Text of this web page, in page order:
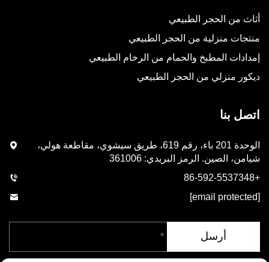
أثاث من الحجر الطبيعي
منتجات منزلية من الحجر الطبيعي
إمدادات المطبخ والحمام من الرخام الطبيعي
ديكور منزلي من الحجر الطبيعي
اتصل بنا
الوحدة 201 باء، رقم 619، طريق سيشوي، مقاطعة هولي،
شيامن، الصين. الرمز البريدي: 361006
+86-592-5537348
[email protected]
أرسل